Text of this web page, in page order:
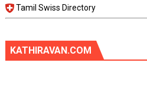
Tamil Swiss Directory
KATHIRAVAN.COM